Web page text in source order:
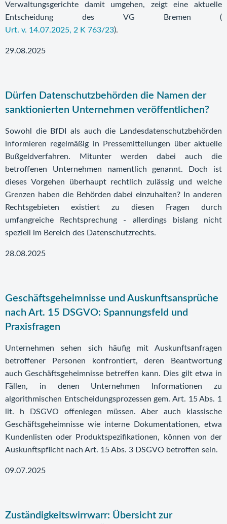
Verwaltungsgerichte damit umgehen, zeigt eine aktuelle
Entscheidung des VG Bremen (
Urt. v. 14.07.2025, 2 K 763/23).
29.08.2025
Dürfen Datenschutzbehörden die Namen der
sanktionierten Unternehmen veröffentlichen?
Sowohl die BfDI als auch die Landesdatenschutzbehörden
informieren regelmäßig in Pressemitteilungen über aktuelle
Bußgeldverfahren. Mitunter werden dabei auch die
betroffenen Unternehmen namentlich genannt. Doch ist
dieses Vorgehen überhaupt rechtlich zulässig und welche
Grenzen haben die Behörden dabei einzuhalten? In anderen
Rechtsgebieten existiert zu diesen Fragen durch
umfangreiche Rechtsprechung - allerdings bislang nicht
speziell im Bereich des Datenschutzrechts.
28.08.2025
Geschäftsgeheimnisse und Auskunftsansprüche
nach Art. 15 DSGVO: Spannungsfeld und
Praxisfragen
Unternehmen sehen sich häufig mit Auskunftsanfragen
betroffener Personen konfrontiert, deren Beantwortung
auch Geschäftsgeheimnisse betreffen kann. Dies gilt etwa in
Fällen, in denen Unternehmen Informationen zu
algorithmischen Entscheidungsprozessen gem. Art. 15 Abs. 1
lit. h DSGVO offenlegen müssen. Aber auch klassische
Geschäftsgeheimnisse wie interne Dokumentationen, etwa
Kundenlisten oder Produktspezifikationen, können von der
Auskunftspflicht nach Art. 15 Abs. 3 DSGVO betroffen sein.
09.07.2025
Zuständigkeitswirrwarr: Übersicht zur